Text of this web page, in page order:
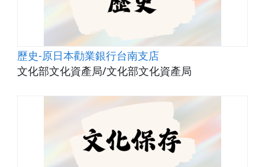
歷史-原日本勸業銀行台南支店
文化部文化資產局/文化部文化資產局